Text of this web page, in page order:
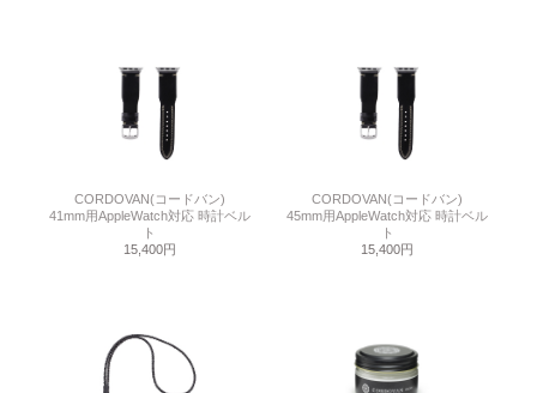
CORDOVAN(コードバン)
41mm用AppleWatch対応 時計ベル
ト
15,400円
CORDOVAN(コードバン)
45mm用AppleWatch対応 時計ベル
ト
15,400円